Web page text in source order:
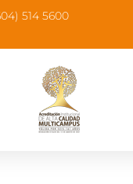
514 5600